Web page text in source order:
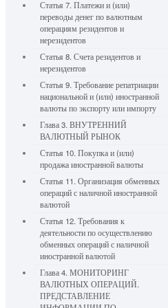
Статья 7. Платежи и (или)
переводы денег по валютным
операциям резидентов и
нерезидентов
Статья 8. Счета резидентов и
нерезидентов
Статья 9. Требование репатриации
национальной и (или) иностранной
валюты по экспорту или импорту
Глава 3. ВНУТРЕННИЙ
ВАЛЮТНЫЙ РЫНОК
Статья 10. Покупка и (или)
продажа иностранной валюты
Статья 11. Организация обменных
операций с наличной иностранной
валютой
Статья 12. Требования к
деятельности по осуществлению
обменных операций с наличной
иностранной валютой
Глава 4. МОНИТОРИНГ
ВАЛЮТНЫХ ОПЕРАЦИЙ.
ПРЕДСТАВЛЕНИЕ